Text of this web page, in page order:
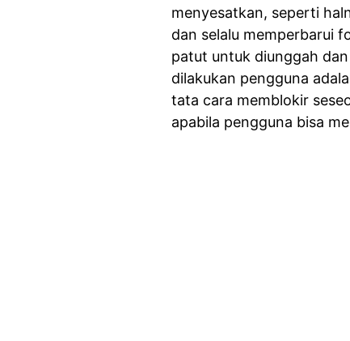
menyesatkan, seperti
dan selalu memperbarui
patut untuk diunggah
dilakukan pengguna
tata cara memblokir
apabila pengguna bisa